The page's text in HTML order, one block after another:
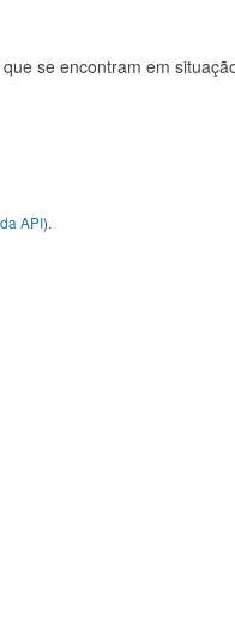
se encontram em
API).